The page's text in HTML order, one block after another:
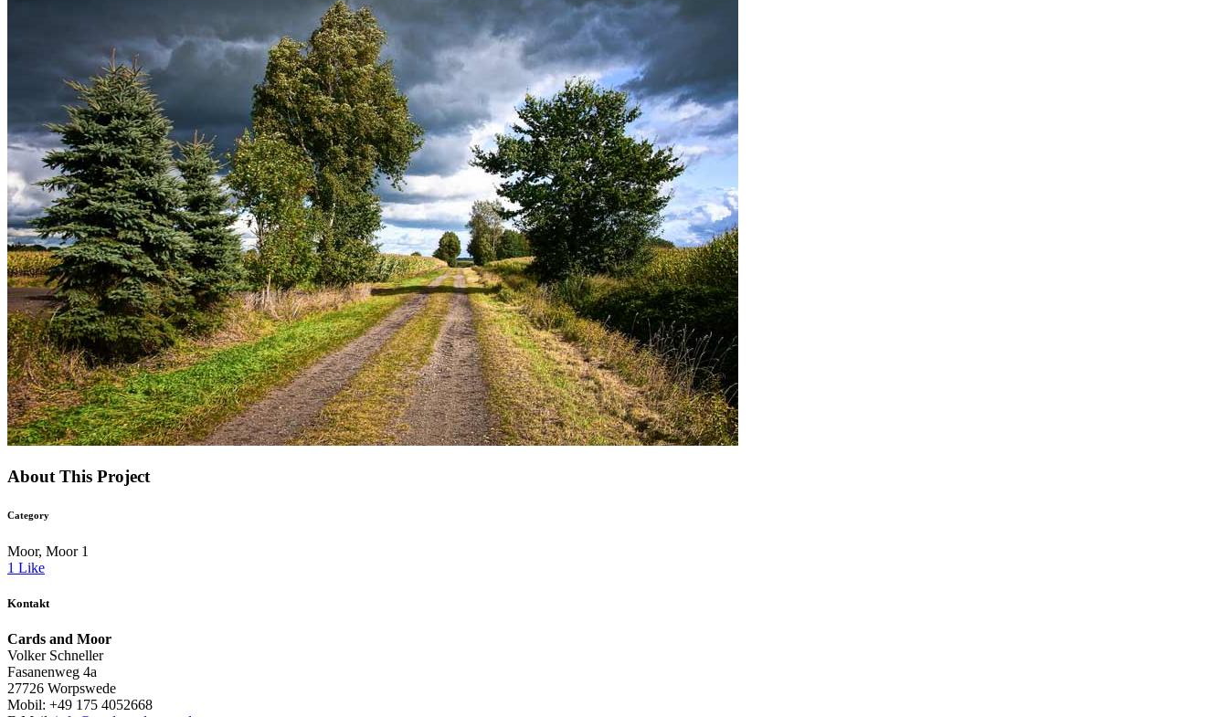
About This Project
Category
Moor, Moor 1
1 Like
Kontakt
Cards and Moor
Volker Schneller
Fasanenweg 4a
27726 Worpswede
Mobil: +49 175 4052668